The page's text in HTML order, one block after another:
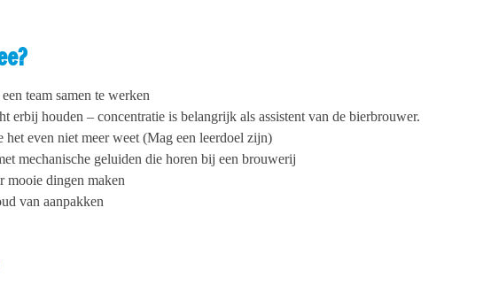
team samen te werken
erbij houden – concentratie is belangrijk als assistent van de bierbrouwer.
het even niet meer weet (Mag een leerdoel zijn)
mechanische geluiden die horen bij een brouwerij
mooie dingen maken
van aanpakken